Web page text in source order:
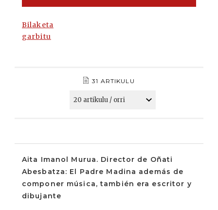
Bilaketa
garbitu
31 ARTIKULU
Aita Imanol Murua. Director de Oñati
Abesbatza: El Padre Madina además de
componer música, también era escritor y
dibujante